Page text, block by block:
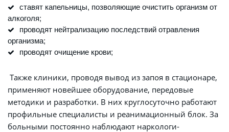
ставят капельницы, позволяющие очистить организм от
алкоголя;
проводят нейтрализацию последствий отравления
организма;
проводят очищение крови;
применяют новейшее оборудование, передовые
методики и разработки. В них круглосуточно работают
профильные специалисты и реанимационный блок. За
больными постоянно наблюдают наркологи-